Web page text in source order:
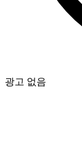
광고 없음